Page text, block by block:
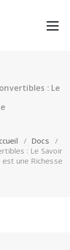
: Le
/ Docs /
: Le Savoir
est une Richesse